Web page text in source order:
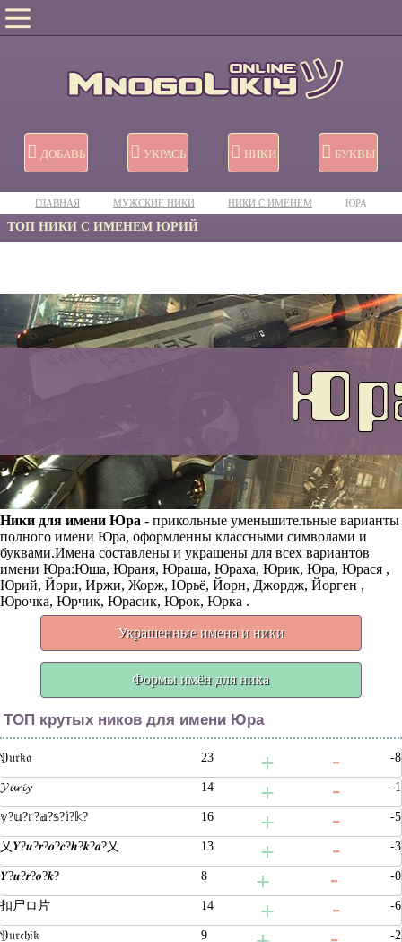
ДОБАВЬ УКРАСЬ НИКИ БУКВЫ
ГЛАВНАЯ МУЖСКИЕ НИКИ НИКИ C ИМЕНЕМ ЮРА
ТОП НИКИ С ИМЕНЕМ ЮРИЙ
Ники для имени Юра - прикольные уменьшительные варианты
полного имени Юра, оформленны классными символами и
буквами.Имена составлены и украшены для всех вариантов
имени Юра:Юша, Юраня, Юраша, Юраха, Юрик, Юра, Юрася ,
Юрий, Йори, Иржи, Жорж, Юрьё, Йорн, Джордж, Йорген ,
Юрочка, Юрчик, Юрасик, Юрок, Юрка .
Украшенные имена и ники
Формы имён для ника
ТОП крутых ников для имени Юра
𝔜𝔲𝔯𝔨𝔞 23 -8
𝓨𝓾𝓻𝓲𝔂 14 -1
𝕪?𝕦?𝕣?𝕒?𝕤?𝕚?𝕜? 16 -5
乂𝒀?𝒖?𝒓?𝒐?𝒄?𝒉?𝒌?𝒂?乂 13 -3
𝒀?𝒖?𝒓?𝒐?𝒌? 8 -0
扣尸ロ片 14 -6
𝔜𝔲𝔯𝔠𝔥𝔦𝔨 9 -2